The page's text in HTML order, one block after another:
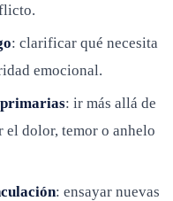
: clarificar qué necesita
emocional.
primarias: ir más allá de
dolor, temor o anhelo
: ensayar nuevas